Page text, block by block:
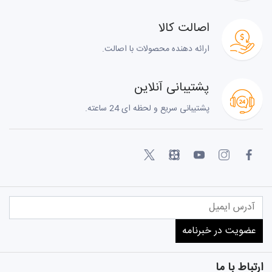
اصالت کالا
ارائه دهنده محصولات با اصالت.
پشتیبانی آنلاین
پشتیبانی سریع و لحظه ای 24 ساعته.
ارتباط با ما